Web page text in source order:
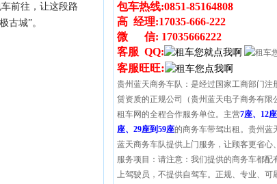
前往，让这段路
古城”。
包车热线:0851-85164808
高 经理:17035-666-222
微 信: 17035666222
客服 QQ:
客服旺旺:
贵州蓝天商务车队：是经过国家工商部门注
赁资质的正规公司（贵州蓝天电子商务有限
租车网的全程合作服务单位。主营7座、12
座、29座到59座的商务车带驾出租。贵州蓝
蓝天商务车队提供上门服务，让顾客更省心
服务项目：请注意：我们提供的商务车都配
上驾驶员，不提供自驾车。正规、专业、可